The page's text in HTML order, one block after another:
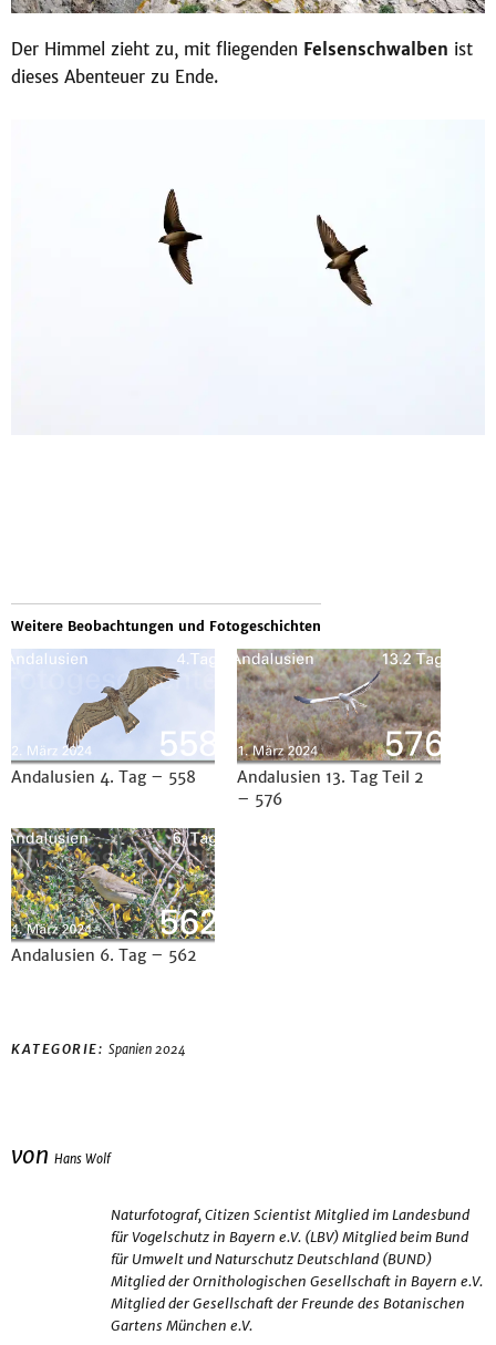
Der Himmel zieht zu, mit fliegenden Felsenschwalben ist
dieses Abenteuer zu Ende.
Weitere Beobachtungen und Fotogeschichten
Andalusien 4. Tag – 558
Andalusien 13. Tag Teil 2
– 576
Andalusien 6. Tag – 562
KATEGORIE: Spanien 2024
von Hans Wolf
Naturfotograf, Citizen Scientist Mitglied im Landesbund
für Vogelschutz in Bayern e.V. (LBV) Mitglied beim Bund
für Umwelt und Naturschutz Deutschland (BUND)
Mitglied der Ornithologischen Gesellschaft in Bayern e.V.
Mitglied der Gesellschaft der Freunde des Botanischen
Gartens München e.V.